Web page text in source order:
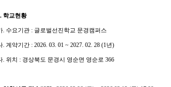
학교현황
. 수요기관 : 글로벌선진학교 문경캠퍼스
. 계약기간 : 2026. 03. 01 ~ 2027. 02. 28 (1년)
. 위치 : 경상북도 문경시 영순면 영순로 366